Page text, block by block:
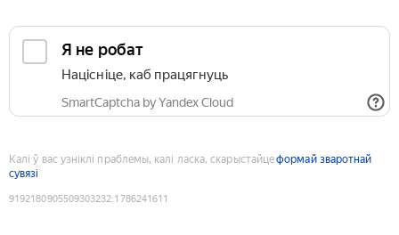
Я не робат
Націсніце, каб працягнуць
SmartCaptcha by Yandex Cloud
Калі ў вас узніклі праблемы, калі ласка, скарыстайцеформай зваротнай
сувязі
9192180905509303232:1786241611